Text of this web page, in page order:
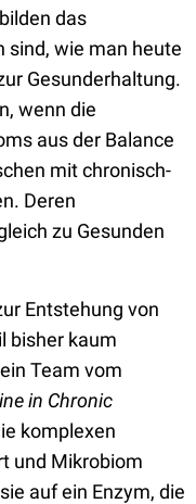
das
sind, wie man heute
Gesunderhaltung.
wenn die
aus der Balance
mit chronisch-
Deren
zu Gesunden
Entstehung von
bisher kaum
Team vom
in Chronic
komplexen
und Mikrobiom
auf ein Enzym, die